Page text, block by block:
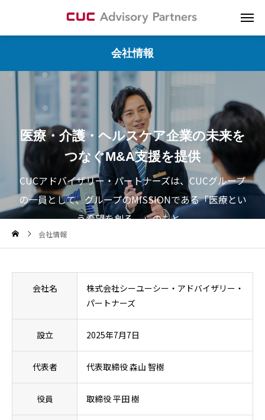
会社情報
医療・介護・ヘルスケア企業の未来を
つなぐM&A支援を提供
CUCアドバイザリー・パートナーズは、CUCグループ
の一員として、グループのMISSIONである「医療とい
う希望を創る。」のもと、
医療機関、介護事業所、ヘルスケアサービス企業など
CUCグループが培ってきた医療機関支援の知見を最大
限に発揮することで、地域に不可欠な医療提供体制の
会社情報
会社名
株式会社シーユーシー・アドバイザリー・
パートナーズ
設立 2025年7月7日
代表者 代表取締役 森山 智樹
役員 取締役 平田 樹